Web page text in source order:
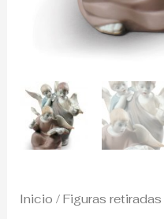
Inicio /Figuras retiradas